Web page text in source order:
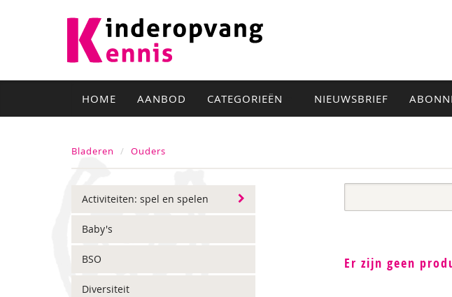
HOME AANBOD CATEGORIEËN NIEUWSBRIEF
Bladeren Ouders
Activiteiten: spel en spelen
Baby's
BSO
Diversiteit
Er zijn geen